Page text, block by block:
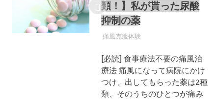
類！】私が貰った尿酸
抑制の薬
痛風
痛風克服体験
[必読] 食事療法不要の痛風治
療法 痛風になって病院にかけ
つけ、出してもらった薬は2種
類、そのうちのひとつが痛み